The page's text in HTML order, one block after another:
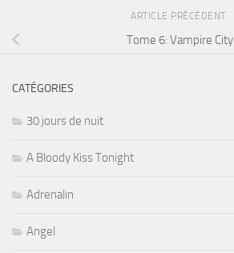
ARTICLE PRÉCÉDENT
Tome 6: Vampire City
CATÉGORIES
30 jours de nuit
A Bloody Kiss Tonight
Adrenalin
Angel